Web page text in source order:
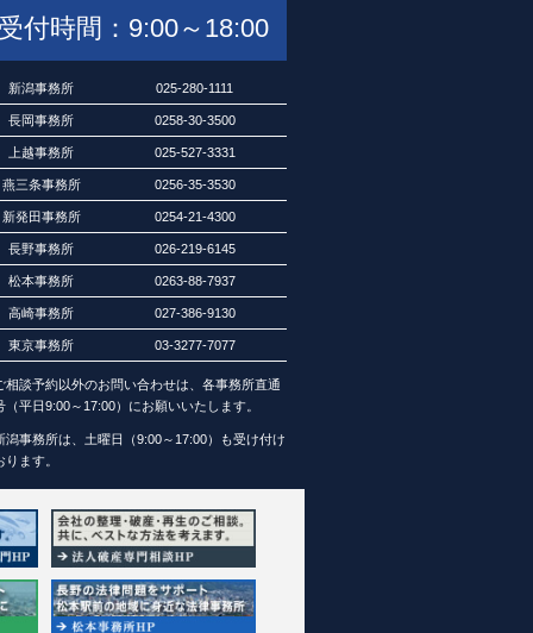
受付時間：9:00～18:00
新潟事務所 025-280-1111
長岡事務所 0258-30-3500
上越事務所 025-527-3331
燕三条事務所 0256-35-3530
新発田事務所 0254-21-4300
長野事務所 026-219-6145
松本事務所 0263-88-7937
高崎事務所 027-386-9130
東京事務所 03-3277-7077
談予約以外のお問い合わせは、各事務所直通
（平日9:00～17:00）にお願いいたします。
事務所は、土曜日（9:00～17:00）も受け付け
ります。